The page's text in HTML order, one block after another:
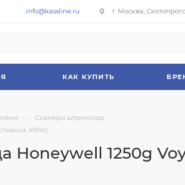
info@kassline.ru г. Москва,
КАК КУПИТЬ
— Сканеры штрихкода —
KBW)
1250g